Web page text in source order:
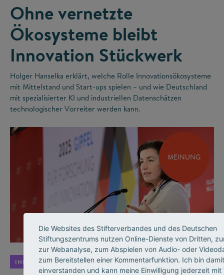
Ohne vernetzte
Ökosysteme bleibt
Innovation Stückwerk
Holger Hanselka erklärt, welche Rolle Innovationsökosysteme
mit Mittelstand und Start-ups spielen – und wie Deutschland
mit spezialisierter KI und industriellen Datenschätzen
technologischer Vorreiter werden kann.
MEINUNG
©
INNOVATIONSSYSTEM
Die Websites des Stifterverbandes und des Deutschen
Stiftungszentrums nutzen Online-Dienste von Dritten,
zur Webanalyse, zum Abspielen von Audio- oder
zum Bereitstellen einer Kommentarfunktion. Ich bin damit
einverstanden und kann meine Einwilligung jederzeit mit